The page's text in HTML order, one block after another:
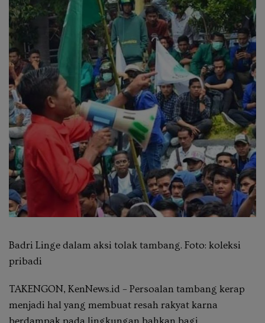
Badri Linge dalam aksi tolak tambang. Foto: koleksi
pribadi
TAKENGON, KenNews.id – Persoalan tambang kerap
menjadi hal yang membuat resah rakyat karna
berdampak pada lingkungan bahkan bagi